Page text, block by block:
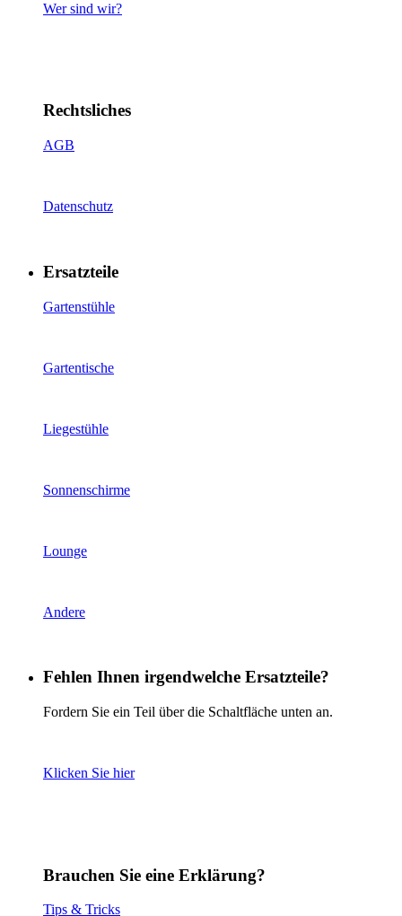
Wer sind wir?
Rechtsliches
AGB
Datenschutz
Ersatzteile
Gartenstühle
Gartentische
Liegestühle
Sonnenschirme
Lounge
Andere
Fehlen Ihnen irgendwelche Ersatzteile?
Fordern Sie ein Teil über die Schaltfläche unten an.
Klicken Sie hier
Brauchen Sie eine Erklärung?
Tips & Tricks